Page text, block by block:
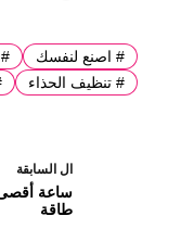
#اصنع لنفسك #
#تنظيف الحذاء
ال السابقة
ساعة
طاقة